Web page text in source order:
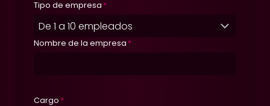
Tipo de empresa *
Nombre de la empresa *
Cargo *